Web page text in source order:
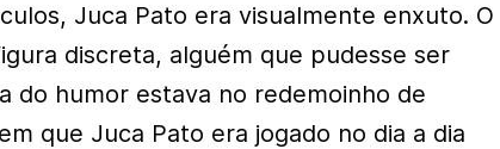
Juca Pato era visualmente enxuto. O
discreta, alguém que pudesse ser
do humor estava no redemoinho de
que Juca Pato era jogado no dia a dia